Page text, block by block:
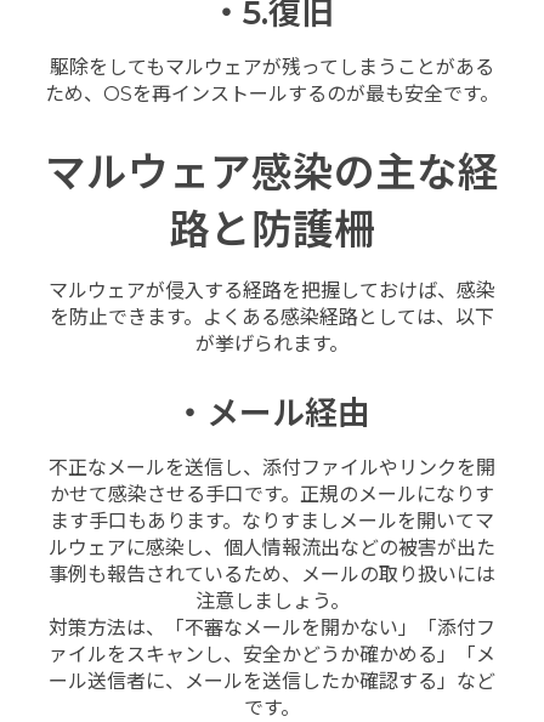
・5.復旧
駆除をしてもマルウェアが残ってしまうことがある
ため、OSを再インストールするのが最も安全です。
マルウェア感染の主な経
路と防護柵
マルウェアが侵入する経路を把握しておけば、感染
を防止できます。よくある感染経路としては、以下
が挙げられます。
・メール経由
不正なメールを送信し、添付ファイルやリンクを開
かせて感染させる手口です。正規のメールになりす
ます手口もあります。なりすましメールを開いてマ
ルウェアに感染し、個人情報流出などの被害が出た
事例も報告されているため、メールの取り扱いには
注意しましょう。
対策方法は、「不審なメールを開かない」「添付フ
ァイルをスキャンし、安全かどうか確かめる」「メ
ール送信者に、メールを送信したか確認する」など
です。